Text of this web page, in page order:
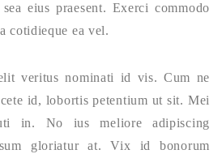
eius praesent. Exerci commodo
cotidieque ea vel.
veritus nominati id vis. Cum ne
id, lobortis petentium ut sit. Mei
in. No ius meliore adipiscing
gloriatur at. Vix id bonorum